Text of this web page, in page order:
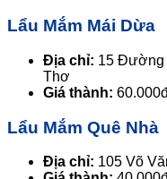
Lẩu Mắm Mái Dừa
Địa chỉ: 15 Đường
Thơ
Giá thành:
Lẩu Mắm Quê Nhà
Địa chỉ: 105 Võ